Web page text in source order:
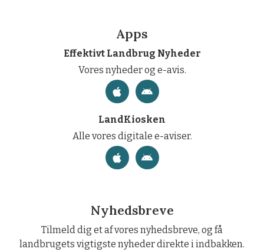
Apps
Effektivt Landbrug Nyheder
Vores nyheder og e-avis.
LandKiosken
Alle vores digitale e-aviser.
Nyhedsbreve
Tilmeld dig et af vores nyhedsbreve, og få
landbrugets vigtigste nyheder direkte i indbakken.